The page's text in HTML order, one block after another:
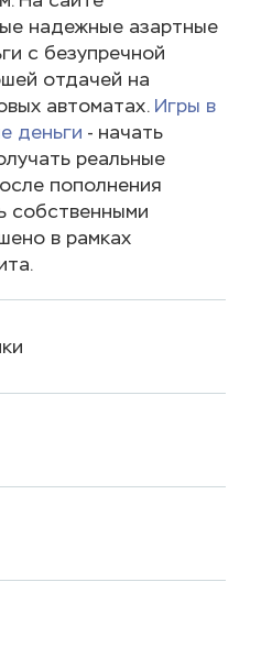
надежные азартные
с безупречной
отдачей на
автоматах. Игры в
деньги - начать
реальные
пополнения
собственными
в рамках